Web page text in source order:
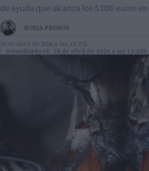
de ayuda que alcanza los 5.000 euros
BORJA PEDRÓS
18 de abril de 2026 a las 13:27h
Actualizado el: 18 de abril de 2026 a las 13:42h